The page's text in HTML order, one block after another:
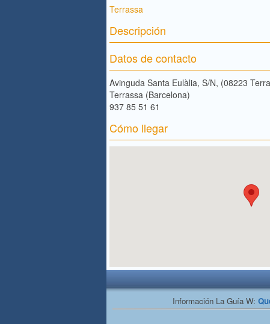
Terrassa
Descripción
Datos de contacto
Avinguda Santa Eulàlia, S/N, (08223
Terrassa (Barcelona)
937 85 51 61 ‎
Cómo llegar
Información La Guía W: